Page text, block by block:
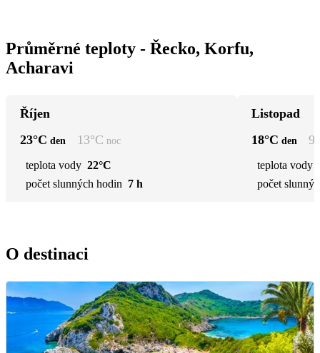
Průměrné teploty - Řecko, Korfu,
Acharavi
Říjen
23°C den 13°C noc
teplota vody 22°C
počet slunných hodin 7 h
Listopad
18°C den 9
teplota vody
počet
O destinaci